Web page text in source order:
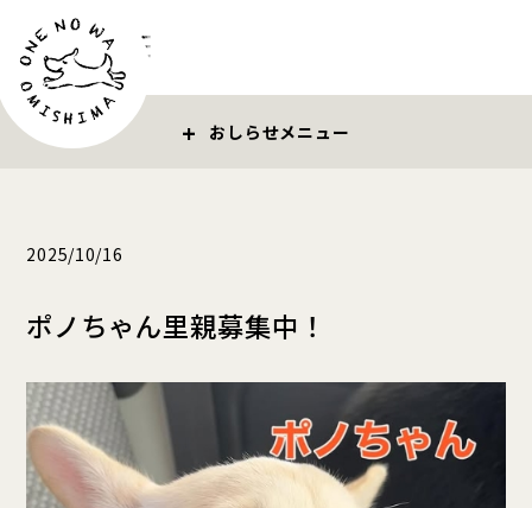
お問い合わせ
おしらせ
2025/10/16
ポノちゃん里親募集中！